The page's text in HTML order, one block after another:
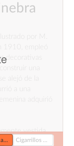
por M.
1910, empleó
decorativas
una
alejó de la
a una
vestida
la escena. La
Exquisito aroma de Ginebra Néctar (720)